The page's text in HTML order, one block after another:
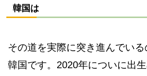
韓国は
その道を実際に突き進んでい
韓国です。2020年についに出